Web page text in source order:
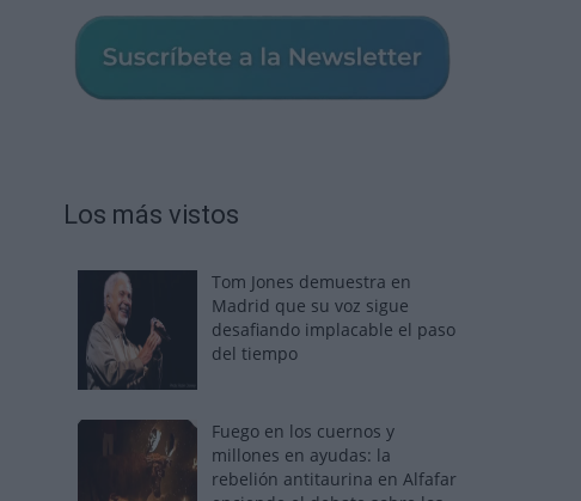
Los más vistos
Tom Jones demuestra en
Madrid que su voz sigue
desafiando implacable el paso
del tiempo
Fuego en los cuernos y
millones en ayudas: la
rebelión antitaurina en Alfafar